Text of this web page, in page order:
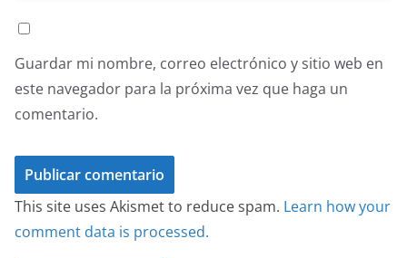
Guardar mi nombre, correo electrónico y sitio web en
este navegador para la próxima vez que haga un
comentario.
This site uses Akismet to reduce spam. Learn how your
comment data is processed.